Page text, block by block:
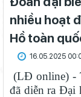
nhiều hoạt
Hồ toàn
16.05.2025
(LĐ online) -
đã diễn ra Đại